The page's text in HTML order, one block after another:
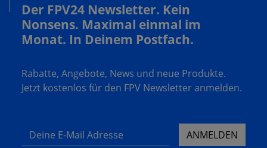
Der FPV24 Newsletter. Kein
Nonsens. Maximal einmal im
Monat. In Deinem Postfach.
Rabatte, Angebote, News und neue Produkte.
Jetzt kostenlos für den FPV Newsletter anmelden.
Deine E-Mail Adresse ANMELDEN